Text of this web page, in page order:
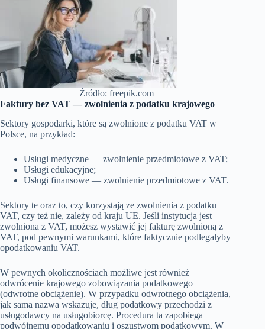
Źródło: freepik.com
Faktury bez VAT — zwolnienia z podatku krajowego
Sektory gospodarki, które są zwolnione z podatku VAT w
Polsce, na przykład:
Usługi medyczne — zwolnienie przedmiotowe z VAT;
Usługi edukacyjne;
Usługi finansowe — zwolnienie przedmiotowe z VAT.
Sektory te oraz to, czy korzystają ze zwolnienia z podatku
VAT, czy też nie, zależy od kraju UE. Jeśli instytucja jest
zwolniona z VAT, możesz wystawić jej fakturę zwolnioną z
VAT, pod pewnymi warunkami, które faktycznie podlegałyby
opodatkowaniu VAT.
W pewnych okolicznościach możliwe jest również
odwrócenie krajowego zobowiązania podatkowego
(odwrotne obciążenie). W przypadku odwrotnego obciążenia,
jak sama nazwa wskazuje, dług podatkowy przechodzi z
usługodawcy na usługobiorcę. Procedura ta zapobiega
podwójnemu opodatkowaniu i oszustwom podatkowym. W